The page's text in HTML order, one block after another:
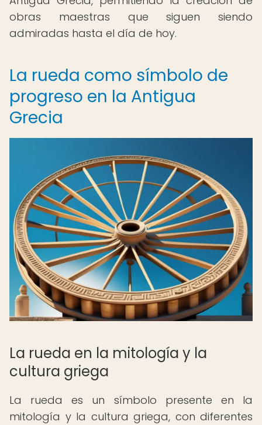
obras maestras que siguen siendo
admiradas hasta el día de hoy.
La rueda como símbolo de
progreso en la Antigua
Grecia
La rueda en la mitología y la
cultura griega
La rueda es un símbolo presente en la
mitología y la cultura griega, con diferentes